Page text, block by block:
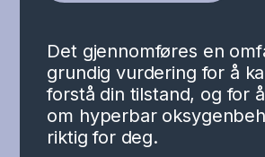
Det gjennomføres en
grundig vurdering for å
forstå din tilstand, og for
om hyperbar
riktig for deg.